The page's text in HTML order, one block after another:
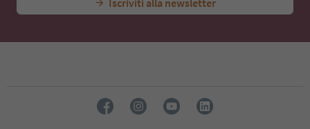
Iscriviti alla newsletter